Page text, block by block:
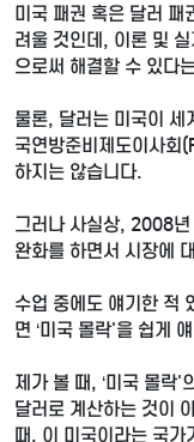
미국 패권 혹은 달러 패
려울 것인데, 이론 및
으로써 해결할 수 있다
물론, 달러는 미국이 세
국연방준비제도이사회
하지는 않습니다.
그러나 사실상, 2008
완화를 하면서 시장에
수업 중에도 얘기한 적
면 ‘미국 몰락'을 쉽게
제가 볼 때, ‘미국 몰락'
달러로 계산하는 것이
때, 이 미국이라는 국가